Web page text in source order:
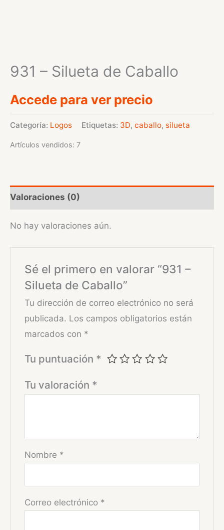
931 – Silueta de Caballo
Accede para ver precio
Categoría: Logos Etiquetas: 3D, caballo, silueta
Artículos vendidos: 7
Valoraciones (0)
No hay valoraciones aún.
Sé el primero en valorar “931 –
Silueta de Caballo”
Tu dirección de correo electrónico no será
publicada. Los campos obligatorios están
marcados con *
Tu puntuación *
Tu valoración *
Nombre *
Correo electrónico *